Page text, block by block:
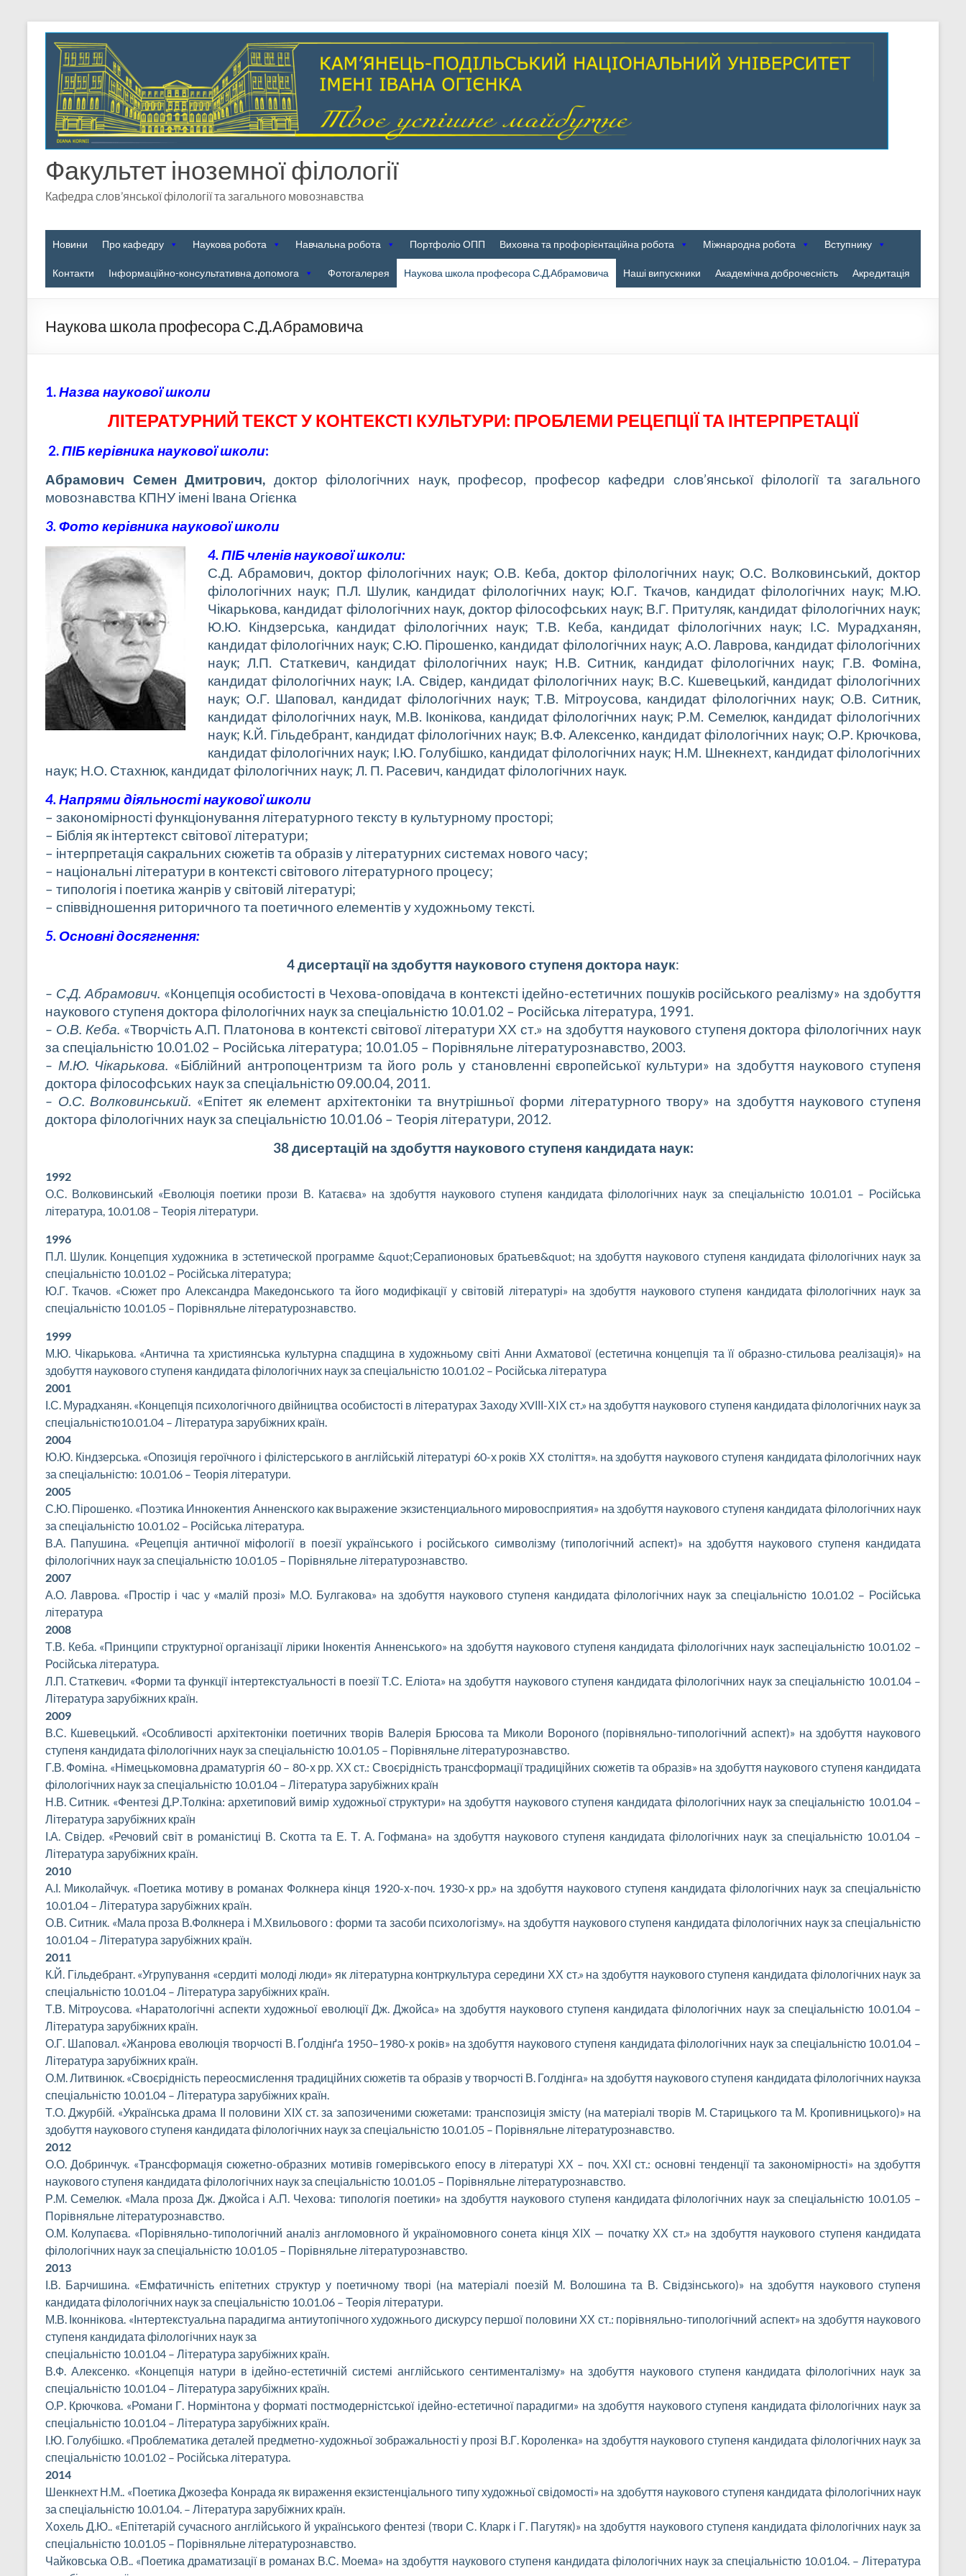
Факультет іноземної філології
Кафедра слов’янської філології та загального мовознавства
Новини Про кафедру Наукова робота Навчальна робота Портфоліо ОПП Виховна та профорієнтаційна робота Міжнародна робота Вступнику
Контакти Інформаційно-консультативна допомога Фотогалерея Наукова школа професора С.Д.Абрамовича Наші випускники Академічна доброчесність Акредитація
Наукова школа професора С.Д.Абрамовича
1.Назва наукової школи
ЛІТЕРАТУРНИЙ ТЕКСТ У КОНТЕКСТІ КУЛЬТУРИ: ПРОБЛЕМИ РЕЦЕПЦІЇ ТА ІНТЕРПРЕТАЦІЇ
2.ПІБ керівника наукової школи:
Абрамович Семен Дмитрович, доктор філологічних наук, професор, професор кафедри слов’янської філології та загального
мовознавства КПНУ імені Івана Огієнка
3.Фото керівника наукової школи
4. ПІБ членів наукової школи:
С.Д. Абрамович, доктор філологічних наук; О.В. Кеба, доктор філологічних наук; О.С. Волковинський, доктор
філологічних наук; П.Л. Шулик, кандидат філологічних наук; Ю.Г. Ткачов, кандидат філологічних наук; М.Ю.
Чікарькова, кандидат філологічних наук, доктор філософських наук; В.Г. Притуляк, кандидат філологічних наук;
Ю.Ю. Кіндзерська, кандидат філологічних наук; Т.В. Кеба, кандидат філологічних наук; І.С. Мурадханян,
кандидат філологічних наук; С.Ю. Пірошенко, кандидат філологічних наук; А.О. Лаврова, кандидат філологічних
наук; Л.П. Статкевич, кандидат філологічних наук; Н.В. Ситник, кандидат філологічних наук; Г.В. Фоміна,
кандидат філологічних наук; І.А. Свідер, кандидат філологічних наук; В.С. Кшевецький, кандидат філологічних
наук; О.Г. Шаповал, кандидат філологічних наук; Т.В. Мітроусова, кандидат філологічних наук; О.В. Ситник,
кандидат філологічних наук, М.В. Іконікова, кандидат філологічних наук; Р.М. Семелюк, кандидат філологічних
наук; К.Й. Гільдебрант, кандидат філологічних наук; В.Ф. Алексенко, кандидат філологічних наук; О.Р. Крючкова,
кандидат філологічних наук; І.Ю. Голубішко, кандидат філологічних наук; Н.М. Шнекнехт, кандидатфілологічних
наук; Н.О. Стахнюк, кандидат філологічних наук; Л. П. Расевич, кандидат філологічних наук.
4.Напрями діяльності наукової школи
– закономірності функціонування літературного тексту в культурному просторі;
– Біблія як інтертекст світової літератури;
– інтерпретація сакральних сюжетів та образів у літературних системах нового часу;
– національні літератури в контексті світового літературного процесу;
– типологія і поетика жанрів у світовій літературі;
– співвідношення риторичного та поетичного елементів у художньому тексті.
5. Основні досягнення:
4 дисертації на здобуття наукового ступеня доктора наук:
– С.Д. Абрамович. «Концепція особистості в Чехова-оповідача в контексті ідейно-естетичних пошуків російського реалізму» на здобуття
наукового ступеня доктора філологічних наук за спеціальністю 10.01.02 – Російська література, 1991.
– О.В. Кеба. «Творчість А.П. Платонова в контексті світової літератури ХХ ст.» на здобуття наукового ступеня доктора філологічних наук
за спеціальністю 10.01.02 – Російська література; 10.01.05 – Порівняльне літературознавство, 2003.
– М.Ю. Чікарькова. «Біблійний антропоцентризм та його роль у становленні європейської культури» на здобуття наукового ступеня
доктора філософських наук за спеціальністю 09.00.04, 2011.
– О.С. Волковинський. «Епітет як елемент архітектоніки та внутрішньоїформи літературного твору» на здобуття наукового ступеня
доктора філологічних наук за спеціальністю 10.01.06 – Теорія літератури, 2012.
38 дисертацій на здобуття наукового ступеня кандидата наук:
1992
О.С. Волковинський «Еволюція поетики прози В. Катаєва» на здобуття наукового ступеня кандидата філологічних наук за спеціальністю 10.01.01 – Російська
література, 10.01.08 – Теорія літератури.
1996
П.Л. Шулик. Концепция художника в эстетической программе &quot;Серапионовых братьев&quot; на здобуття наукового ступеня кандидата філологічних наук за
спеціальністю 10.01.02 – Російська література;
Ю.Г. Ткачов. «Сюжет про Александра Македонського та його модифікації у світовій літературі» на здобуття наукового ступеня кандидата філологічних наук за
спеціальністю 10.01.05 – Порівняльне літературознавство.
1999
М.Ю. Чікарькова. «Антична та християнська культурна спадщина в художньому світі Анни Ахматової (естетична концепція та її образно-стильова реалізація)» на
здобуття наукового ступеня кандидата філологічних наук за спеціальністю 10.01.02 – Російська література
2001
І.С. Мурадханян. «Концепція психологічного двійництва особистості в літературах Заходу XVІІІ-ХIХ ст.» на здобуття наукового ступеня кандидата філологічних наук за
спеціальністю10.01.04 – Література зарубіжних країн.
2004
Ю.Ю. Кіндзерська. «Опозиція героїчного і філістерського в англійській літературі 60-х років ХХ століття». на здобуття наукового ступеня кандидата філологічних наук
за спеціальністю: 10.01.06 – Теорія літератури.
2005
С.Ю. Пірошенко. «Поэтика Иннокентия Анненского как выражение экзистенциального мировосприятия» на здобуття наукового ступеня кандидата філологічних наук
за спеціальністю 10.01.02 – Російська література.
В.А. Папушина. «Рецепція античної міфології в поезії українського і російського символізму (типологічний аспект)» на здобуття наукового ступеня кандидата
філологічних наук за спеціальністю 10.01.05 – Порівняльне літературознавство.
2007
А.О. Лаврова. «Простір і час у «малій прозі» М.О. Булгакова» на здобуття наукового ступеня кандидата філологічних наук за спеціальністю 10.01.02 – Російська
література
2008
Т.В. Кеба. «Принципи структурної організації лірики Інокентія Анненського» на здобуття наукового ступеня кандидата філологічних наук заспеціальністю 10.01.02 –
Російська література.
Л.П. Статкевич. «Форми та функції інтертекстуальності в поезії Т.С. Еліота» на здобуття наукового ступеня кандидата філологічних наук за спеціальністю 10.01.04 –
Література зарубіжних країн.
2009
В.С. Кшевецький. «Особливості архітектоніки поетичних творів Валерія Брюсова та Миколи Вороного (порівняльно-типологічний аспект)» на здобуття наукового
ступеня кандидата філологічних наук за спеціальністю 10.01.05 – Порівняльне літературознавство.
Г.В. Фоміна. «Німецькомовна драматургія 60 – 80-х рр. ХХ ст.: Своєрідність трансформації традиційних сюжетів та образів» на здобуття наукового ступеня кандидата
філологічних наук за спеціальністю 10.01.04 – Література зарубіжних країн
Н.В. Ситник. «Фентезі Д.Р.Толкіна: архетиповий вимір художньої структури» на здобуття наукового ступеня кандидата філологічних наук за спеціальністю 10.01.04 –
Література зарубіжних країн
І.А. Свідер. «Речовий світ в романістиці В. Скотта та Е. Т. А. Гофмана» на здобуття наукового ступеня кандидата філологічних наук за спеціальністю 10.01.04 –
Література зарубіжних країн.
2010
А.І. Миколайчук. «Поетика мотиву в романах Фолкнера кінця 1920-х-поч. 1930-х рр.» на здобуття наукового ступеня кандидата філологічних наук за спеціальністю
10.01.04 – Література зарубіжних країн.
О.В. Ситник. «Мала проза В.Фолкнера і М.Хвильового : форми та засоби психологізму». на здобуття наукового ступеня кандидата філологічних наук за спеціальністю
10.01.04 – Література зарубіжних країн.
2011
К.Й. Гільдебрант. «Угрупування «сердиті молоді люди» як літературна контркультура середини ХХ ст.» на здобуття наукового ступеня кандидата філологічних наук за
спеціальністю 10.01.04 – Література зарубіжних країн.
Т.В. Мітроусова. «Наратологічні аспекти художньої еволюції Дж. Джойса» на здобуття наукового ступеня кандидата філологічних наук за спеціальністю 10.01.04 –
Література зарубіжних країн.
О.Г. Шаповал. «Жанрова еволюція творчості В. Ґолдінґа 1950–1980-х років» на здобуття наукового ступеня кандидата філологічних наук за спеціальністю 10.01.04 –
Література зарубіжних країн.
О.М. Литвинюк. «Своєрідність переосмислення традиційних сюжетів та образів у творчості В. Голдінга» на здобуття наукового ступеня кандидата філологічних наукза
спеціальністю 10.01.04 – Література зарубіжних країн.
Т.О. Джурбій. «Українська драма ІІ половини ХІХ ст. за запозиченими сюжетами: транспозиція змісту (на матеріалі творів М. Старицького та М. Кропивницького)» на
здобуття наукового ступеня кандидата філологічних наук за спеціальністю 10.01.05 – Порівняльне літературознавство.
2012
О.О. Добринчук. «Трансформація сюжетно-образних мотивів гомерівського епосу в літературі ХХ – поч. ХХІ ст.: основні тенденції та закономірності» на здобуття
наукового ступеня кандидата філологічних наук за спеціальністю 10.01.05 – Порівняльне літературознавство.
Р.М. Семелюк. «Мала проза Дж. Джойса і А.П. Чехова: типологія поетики» на здобуття наукового ступеня кандидата філологічних наук за спеціальністю 10.01.05 –
Порівняльне літературознавство.
О.М. Колупаєва. «Порівняльно-типологічний аналіз англомовного й україномовного сонета кінця ХІХ — початку ХХ ст.» на здобуття наукового ступеня кандидата
філологічних наук за спеціальністю 10.01.05 – Порівняльне літературознавство.
2013
І.В. Барчишина. «Емфатичність епітетних структур у поетичному творі (на матеріалі поезій М. Волошина та В. Свідзінського)» на здобуття наукового ступеня
кандидата філологічних наук за спеціальністю 10.01.06 – Теорія літератури.
М.В. Іконнікова. «Інтертекстуальна парадигма антиутопічного художнього дискурсу першої половини ХХ ст.: порівняльно-типологічний аспект» на здобуття наукового
ступеня кандидата філологічних наук за
спеціальністю 10.01.04 – Література зарубіжних країн.
В.Ф. Алексенко. «Концепція натури в ідейно-естетичній системі англійського сентименталізму» на здобуття наукового ступеня кандидата філологічних наук за
спеціальністю 10.01.04 – Література зарубіжних країн.
О.Р. Крючкова. «Романи Г. Нормінтона у форматі постмодерністської ідейно-естетичної парадигми» на здобуття наукового ступеня кандидата філологічних наук за
спеціальністю 10.01.04 – Література зарубіжних країн.
І.Ю. Голубішко. «Проблематика деталей предметно-художньої зображальності у прозі В.Г. Короленка» на здобуття наукового ступеня кандидата філологічних наук за
спеціальністю 10.01.02 – Російська література.
2014
Шенкнехт Н.М.. «Поетика Джозефа Конрада як вираження екзистенціального типу художньої свідомості» на здобуття наукового ступеня кандидата філологічних наук
за спеціальністю 10.01.04. – Література зарубіжних країн.
Хохель Д.Ю.. «Епітетарій сучасного англійського й українського фентезі (твори С. Кларк і Г. Пагутяк)» на здобуття наукового ступеня кандидата філологічних наук за
спеціальністю 10.01.05 – Порівняльне літературознавство.
Чайковська О.В.. «Поетика драматизації в романах В.С. Моема» на здобуття наукового ступеня кандидата філологічних наук за спеціальністю 10.01.04. – Література